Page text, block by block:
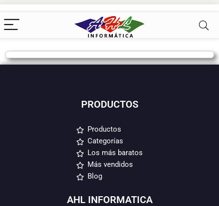
PRODUCTOS
Productos
Categorías
Los más baratos
Más vendidos
Blog
AHL INFORMATICA